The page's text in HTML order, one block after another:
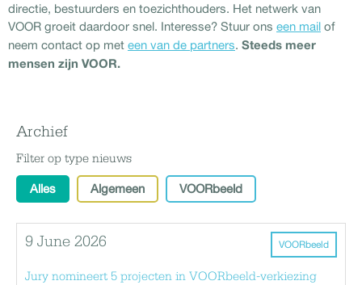
directie, bestuurders en toezichthouders. Het netwerk van
VOOR groeit daardoor snel. Interesse? Stuur ons een mail of
neem contact op met een van de partners. Steeds meer
mensen zijn VOOR.
Archief
Filter op type nieuws
Alles Algemeen VOORbeeld
VOORbeeld
9 June 2026
Jury nomineert 5 projecten in VOORbeeld-verkiezing